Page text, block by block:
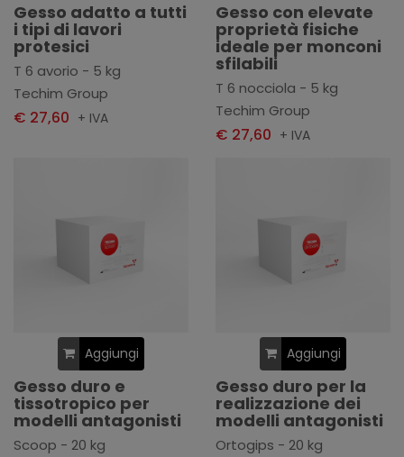
Gesso adatto a tutti
i tipi di lavori
protesici
T 6 avorio - 5 kg
Techim Group
€ 27,60 + IVA
Gesso con elevate
proprietà fisiche
ideale per monconi
sfilabili
T 6 nocciola - 5 kg
Techim Group
€ 27,60 + IVA
Aggiungi
Gesso duro e
tissotropico per
modelli antagonisti
Scoop - 20 kg
Aggiungi
Gesso duro per la
realizzazione dei
modelli antagonisti
Ortogips - 20 kg